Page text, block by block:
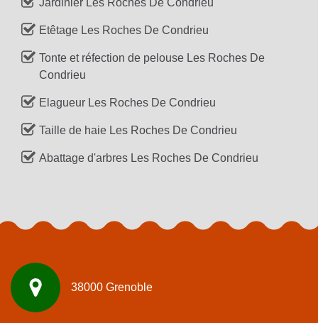
Jardinier Les Roches De Condrieu
Etêtage Les Roches De Condrieu
Tonte et réfection de pelouse Les Roches De
Condrieu
Elagueur Les Roches De Condrieu
Taille de haie Les Roches De Condrieu
Abattage d'arbres Les Roches De Condrieu
38000 Grenoble